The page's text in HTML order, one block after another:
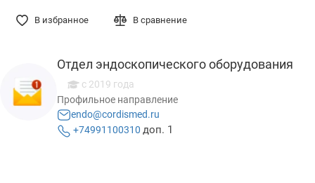
В избранное В сравнение
Отдел эндоскопического оборудования
с 2019 года
Профильное направление
endo@cordismed.ru
+74991100310 доп. 1